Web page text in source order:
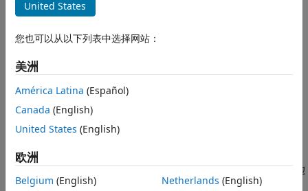
simplify
语法
描述
示例
输入参量
名称-值参数
输出参量
版本历史记录
另请参阅
语法
H = simplify(G)
H = simplify(G,aggregatemethod)
H = simplify(___
,selfloopflag)
[H,eind,ecount] = simplify(
说明
H= simplify(
之间出现多条边时，只保留第一条边（如
中所定义）。边
属性会保留。
United States
您也可以从以下列表中选择网站：
美洲
América Latina (Español)
Canada (English)
United States (English)
欧洲
Belgium (English)
Netherlands (English)